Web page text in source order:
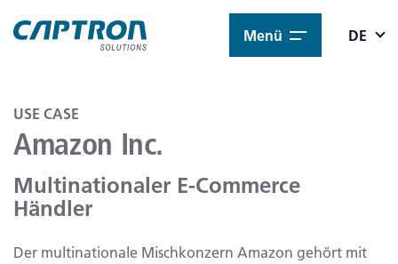
Menü DE
USE CASE
Amazon Inc.
Multinationaler E-Commerce
Händler
Der multinationale Mischkonzern Amazon gehört mit